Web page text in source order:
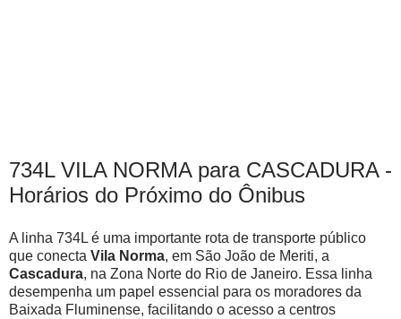
734L VILA NORMA para CASCADURA -
Horários do Próximo do Ônibus
A linha 734L é uma importante rota de transporte público
que conecta Vila Norma, em São João de Meriti, a
Cascadura, na Zona Norte do Rio de Janeiro. Essa linha
desempenha um papel essencial para os moradores da
Baixada Fluminense, facilitando o acesso a centros